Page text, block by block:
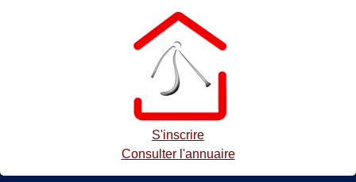
S'inscrire
Consulter l'annuaire